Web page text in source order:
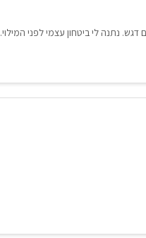
נתנה לי ביטחון עצמי לפני המילוי.